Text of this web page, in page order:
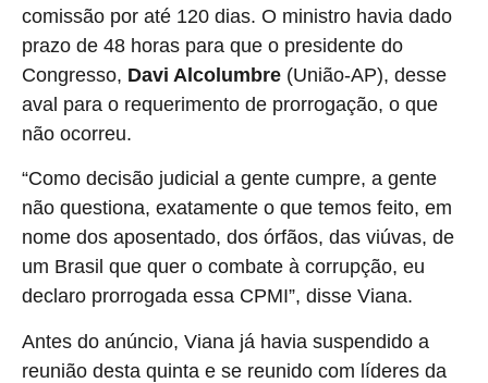
comissão por até 120 dias. O ministro havia dado
prazo de 48 horas para que o presidente do
Congresso, Davi Alcolumbre (União-AP), desse
aval para o requerimento de prorrogação, o que
não ocorreu.
“Como decisão judicial a gente cumpre, a gente
não questiona, exatamente o que temos feito, em
nome dos aposentado, dos órfãos, das viúvas, de
um Brasil que quer o combate à corrupção, eu
declaro prorrogada essa CPMI”, disse Viana.
Antes do anúncio, Viana já havia suspendido a
reunião desta quinta e se reunido com líderes da